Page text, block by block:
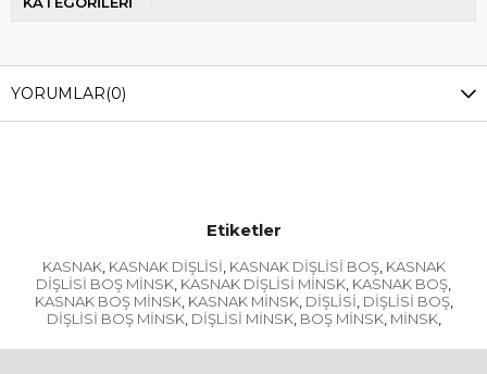
YORUMLAR(0)
Etiketler
KASNAK, KASNAK DİŞLİSİ, KASNAK DİŞLİSİ BOŞ, KASNAK
DİŞLİSİ BOŞ MİNSK, KASNAK DİŞLİSİ MİNSK, KASNAK BOŞ,
KASNAK BOŞ MİNSK, KASNAK MİNSK, DİŞLİSİ, DİŞLİSİ BOŞ,
DİŞLİSİ BOŞ MİNSK, DİŞLİSİ MİNSK, BOŞ MİNSK, MİNSK,